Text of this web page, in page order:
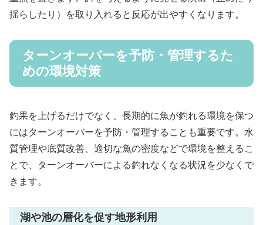
揺らしたり）を取り入れると反応が出やすくなります。
ターンオーバーを予防・管理するた
めの環境対策
釣果を上げるだけでなく、長期的に魚が釣れる環境を保つ
にはターンオーバーを予防・管理することも重要です。水
質管理や底質改善、適切な魚の密度などで環境を整えるこ
とで、ターンオーバーによる釣れなくなる状況を少なくで
きます。
湖や池の層化を促す地形利用